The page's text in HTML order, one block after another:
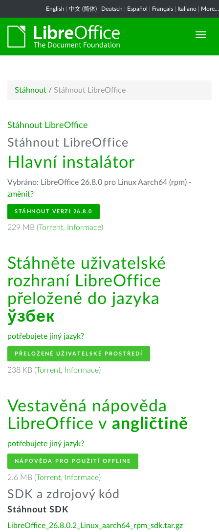
English 中文 (简体) Deutsch Español Français Italiano More...
Stáhnout / Stáhnout LibreOffice
Stáhnout LibreOffice
Stáhnout LibreOffice
Hlavní instalátor
Vybráno: LibreOffice 26.8.0 pro Linux Aarch64 (rpm) -
změnit?
STÁHNOUT VERZI 26.8.0
229 MB (Torrent, Informace)
Stáhněte uživatelské
rozhraní LibreOffice
přeložené do jazyka
ўзбек
potřebujete jiný jazyk?
PŘELOŽENÉ UŽIVATELSKÉ PROSTŘEDÍ
238 KB (Torrent, Informace)
Vestavěná nápověda
LibreOffice v angličtině
potřebujete jiný jazyk?
NÁPOVĚDA PRO POUŽITÍ OFFLINE
2.6 MB (Torrent, Informace)
SDK a zdrojový kód
Stáhnout SDK
LibreOffice_26.8.0.2_Linux_aarch64_rpm_sdk.tar.gz